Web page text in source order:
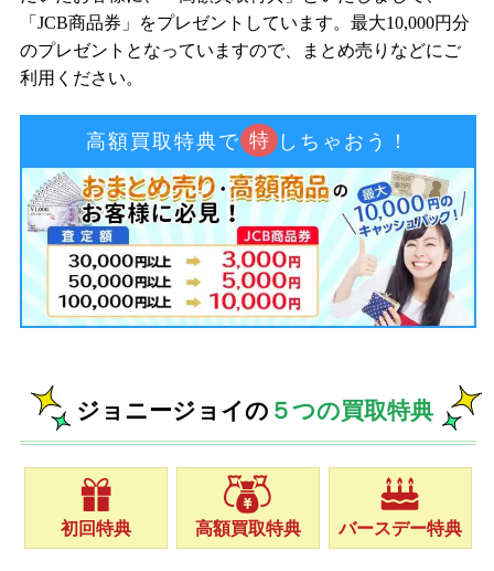
「JCB商品券」をプレゼントしています。最大10,000円分
のプレゼントとなっていますので、まとめ売りなどにご
利用ください。
高額買取特典で 特 しちゃおう！
ジョニージョイの ５つの買取特典
初回特典 高額買取特典 バースデー特典